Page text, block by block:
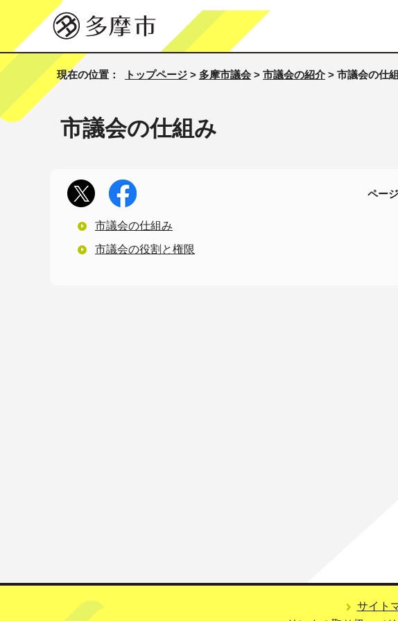
現在の位置： トップページ > 多摩市議会 > 市議会の紹介 > 市議会の仕
市議会の仕組み
ペー
市議会の仕組み
市議会の役割と権限
サイト